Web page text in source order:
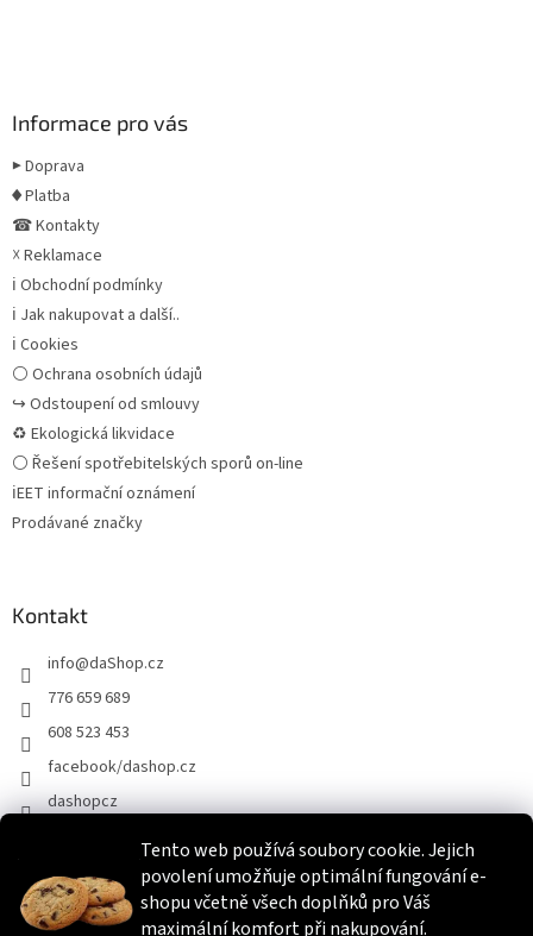
Tento web používá soubory cookie. Jejich
povolení umožňuje optimální fungování e-
shopu včetně všech doplňků pro Váš
maximální komfort při nakupování.
Informace pro vás
▶ Doprava
♦ Platba
☎ Kontakty
☓ Reklamace
ℹ Obchodní podmínky
ℹ Jak nakupovat a další..
ℹ Cookies
⚪ Ochrana osobních údajů
↪ Odstoupení od smlouvy
♻ Ekologická likvidace
⚪ Řešení spotřebitelských sporů on-line
ℹEET informační oznámení
Prodávané značky
Kontakt
info@daShop.cz
776 659 689
608 523 453
facebook/dashop.cz
dashopcz
Heureka.cz Zboží.cz Srovnáme.cz